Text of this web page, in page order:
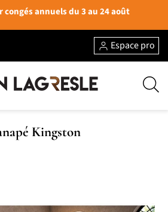
annuels du 3 au 24 août
Espace pro
Kingston